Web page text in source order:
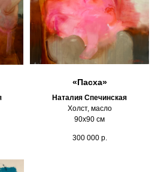
«Пасха»
Наталия Спечинская
Холст, масло
90х90 см
300 000 р.